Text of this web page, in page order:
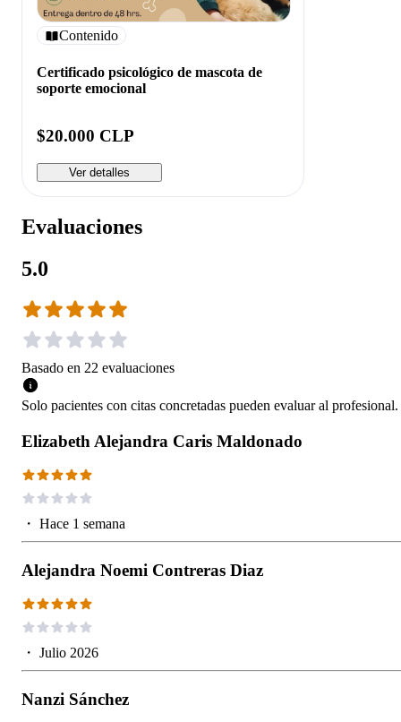
Contenido
Certificado psicológico de mascota de
soporte emocional
$20.000 CLP
Ver detalles
Evaluaciones
5.0
Basado en 22 evaluaciones
Solo pacientes con citas concretadas pueden evaluar al profesional.
Elizabeth Alejandra Caris Maldonado
・ Hace 1 semana
Alejandra Noemi Contreras Diaz
・ Julio 2026
Nanzi Sánchez